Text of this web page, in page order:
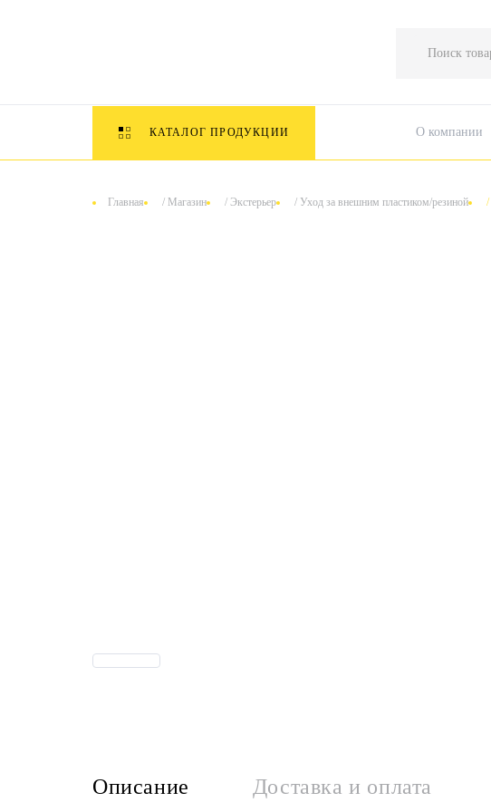
товаров
КАТАЛОГ ПРОДУКЦИИ О компании
Главная / Магазин / Экстерьер / Уход за внешним пластиком/резиной /
Описание Доставка и оплата